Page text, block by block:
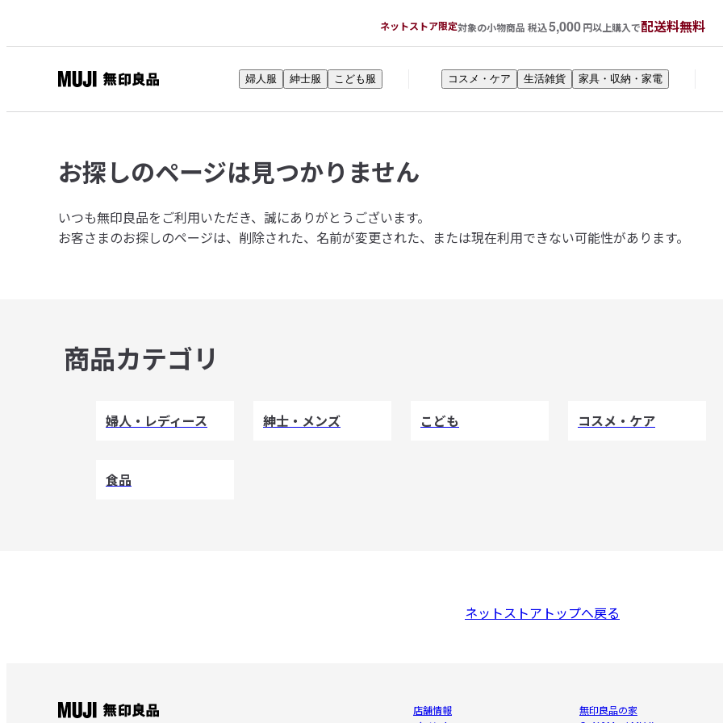
ネットストア限定対象の小物商品 税込5,000円以上購入で配送料無料
印
品
ネ
ト
ス
婦人服 紳士服 こども服 コスメ・ケア 生活雑貨 家具・収納・家電
お探しのページは見つかりません
いつも無印良品をご利用いただき、誠にありがとうございます。
お客さまのお探しのページは、削除された、名前が変更された、または現在利用できない可能性があります。
商品カテゴリ
婦人・レディース 紳士・メンズ こども コスメ・ケア
食品
ネットストアトップへ戻る
店舗情報
無印良品の家